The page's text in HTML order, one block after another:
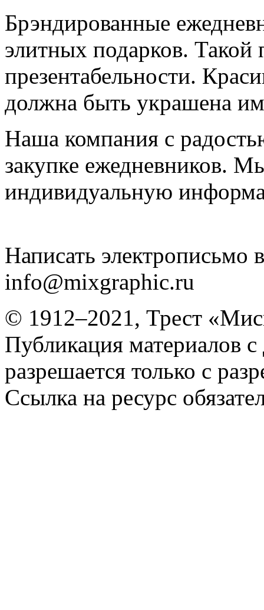
Брэндированные
элитных подарков. Такой
презентабельности.
должна быть украшена
Наша компания с
закупке ежедневников.
индивидуальную
Написать электрописьмо
info@mixgraphic.ru
© 1912–2021, Трест
Публикация материалов
разрешается только с
Ссылка на ресурс